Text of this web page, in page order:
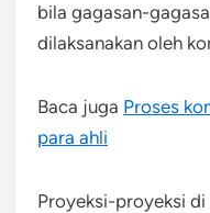
bila gagasan-
dilaksanakan oleh
Baca juga Proses
para ahli
Proyeksi-proyeksi